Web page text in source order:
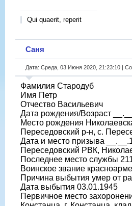
Qui quaerit, reperit
Саня
Дата: Среда, 03 Июня 2020, 21:23:10 |
Фамилия Стародуб
Имя Петр
Отчество Васильевич
Дата рождения/Возраст
Место рождения
Переседовский р-н, с.
Дата и место призыва
Переседовский РВК,
Последнее место службы
Воинское звание
Причина выбытия умер от
Дата выбытия 03.01.1945
Первичное место